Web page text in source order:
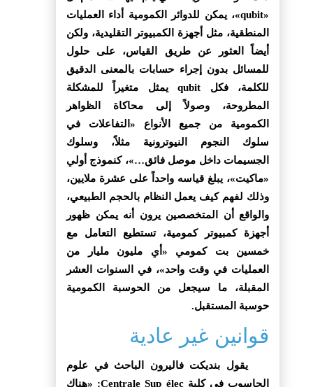
«qubit»، يمكن للدوائر الكمومية أداء العمليات
المنطقية، مثل أجهزة الكمبيوتر التقليدية، ولكن
أيضاً العثور عن طريق القياس، على حلول
للمسائل بدون إجراء حسابات بالمعنى الدقيق
للكلمة، فكل qubit يمثل متغيراً للمشكلة
المطروحة، وصولاً إلى محاكاة الظواهر
الكمومية من جميع الأنواع «التفاعلات في
سلوك النجوم النيوترونية مثلاً، وسلوك
الجسيمات داخل موصل فائق…»، كنموذج أولي
«ماكيت»، يبلغ قياسه واحداً على عشرة ملايين،
وذلك لفهم كيف يعمل النظام بالحجم الطبيعي،
والواقع أن المتخصصين يرون أنه يمكن ظهور
أجهزة كمبيوتر كمومية، تستطيع التعامل مع
خمسين بت كمومي «أي مليون مليار من
العمليات في وقت واحد»، في السنوات العشر
المقبلة، ما سيجعل من الحوسبة الكمومية
حوسبة المستقبل.
قوانين غير عادية
يقول بنديكت فاليرون الباحث في علوم
الحاسوب في كلية Centrale Sup élec: «هناك